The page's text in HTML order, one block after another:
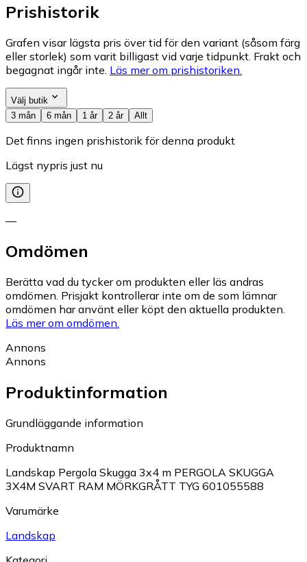
Prishistorik
Grafen visar lägsta pris över tid för den variant (såsom färg
eller storlek) som varit billigast vid varje tidpunkt. Frakt och
begagnat ingår inte. Läs mer om prishistoriken.
Välj butik
3 mån
6 mån 1 år 2 år Allt
Det finns ingen prishistorik för denna produkt
Lägst nypris just nu
—
Omdömen
Berätta vad du tycker om produkten eller läs andras
omdömen. Prisjakt kontrollerar inte om de som lämnar
omdömen har använt eller köpt den aktuella produkten.
Läs mer om omdömen.
Annons
Annons
Produktinformation
Grundläggande information
Produktnamn
Landskap Pergola Skugga 3x4 m PERGOLA SKUGGA
3X4M SVART RAM MÖRKGRÅTT TYG 601055588
Varumärke
Landskap